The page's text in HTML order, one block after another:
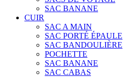
SAC BANANE
CUIR
SAC A MAIN
SAC PORTÉ ÉPAULE
SAC BANDOULIÈRE
POCHETTE
SAC BANANE
SAC CABAS